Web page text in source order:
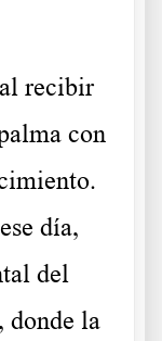
al recibir
con
día,
del
donde la